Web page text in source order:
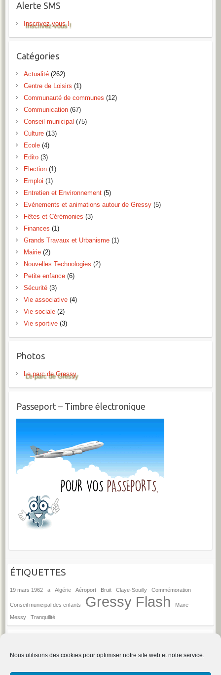
Nous utilisons des cookies pour optimiser notre site web et notre service.
Alerte SMS
Inscrivez-vous !
Catégories
Actualité(262)
Centre de Loisirs (1)
Communauté de communes (12)
Communication(67)
Conseil municipal (75)
Culture(13)
Ecole(4)
Edito(3)
Election(1)
Emploi (1)
Entretien et Environnement(5)
Evénements et animations autour de Gressy(5)
Fêtes et Cérémonies (3)
Finances (1)
Grands Travaux et Urbanisme(1)
Mairie(2)
Nouvelles Technologies (2)
Petite enfance(6)
Sécurité(3)
Vie associative(4)
Vie sociale(2)
Vie sportive(3)
Photos
Le parc de Gressy
Passeport – Timbre électronique
ÉTIQUETTES
19 mars 1962 a Algérie Aéroport Bruit Claye-Souilly Commémoration
Conseil municipal des enfants Gressy Flash Maire
Messy Tranquilité
Anciens